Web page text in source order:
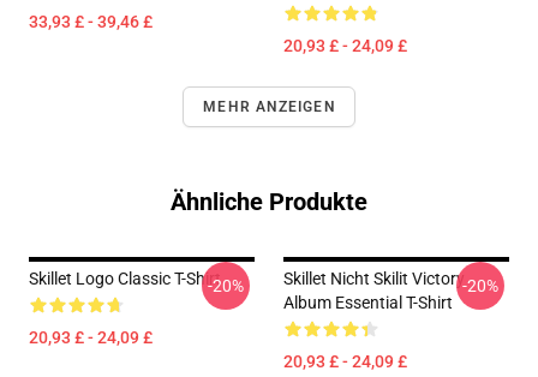
33,93 £ - 39,46 £
20,93 £ - 24,09 £
MEHR ANZEIGEN
Ähnliche Produkte
Skillet Logo Classic T-Shirt
20,93 £ - 24,09 £
-20%
Skillet Nicht Skilit Victory
Album Essential T-Shirt
20,93 £ - 24,09 £
-20%